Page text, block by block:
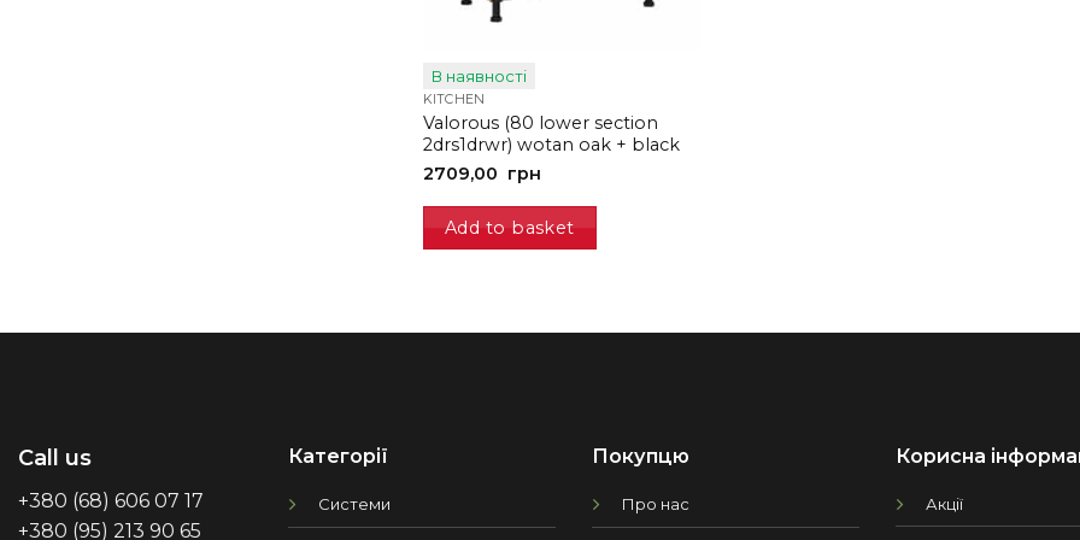
В наявності
KITCHEN
Valorous (80 lower section
2drs1drwr) wotan oak + black
2709,00 грн
Add to basket
Call us
+380 (68) 606 07 17
+380 (95) 213 90 65
Категорії
Системи
Покупцю
Про нас
Корисна
Акції